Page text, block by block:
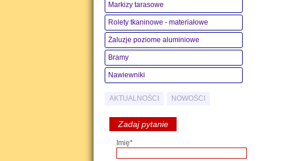
Markizy tarasowe
Rolety tkaninowe - materiałowe
Żaluzje poziome aluminiowe
Bramy
Nawiewniki
AKTUALNOŚCI NOWOŚCI
Zadaj pytanie
Imię*